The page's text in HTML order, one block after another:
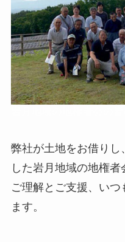
弊社が土地をお借りし
した岩月地域の地権者
ご理解とご支援、い
ます。